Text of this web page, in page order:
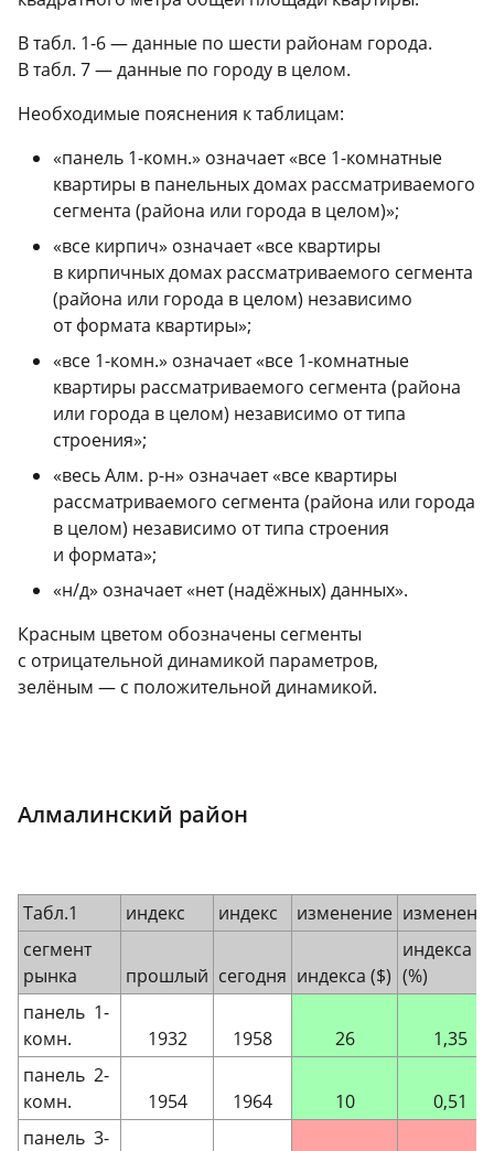
В табл. 1-6 —данные по шести районам города.
В табл. 7 — данные по городу в целом.
Необходимые пояснения к таблицам:
«панель 1-комн.» означает «все 1-комнатные
квартиры в панельных домах рассматриваемого
сегмента (района или города в целом)»;
«все кирпич» означает «все квартиры
в кирпичных домах рассматриваемого сегмента
(района или города в целом) независимо
от формата квартиры»;
«все 1-комн.» означает «все 1-комнатные
квартиры рассматриваемого сегмента (района
или города в целом) независимо от типа
строения»;
«весь Алм. р-н» означает «все квартиры
рассматриваемого сегмента (района или города
в целом) независимо от типа строения
и формата»;
«н/д» означает «нет (надёжных) данных».
Красным цветом обозначены сегменты
с отрицательной динамикой параметров,
зелёным — с положительной динамикой.
Алмалинский район
Табл.1 индекс индекс изменение
сегмент
рынка
прошлый сегодня индекса ($)
индекса
(%)
панель 1-
комн.
1932 1958 26
1,35
панель 2-
комн.
1954 1964 10
0,51
панель 3-